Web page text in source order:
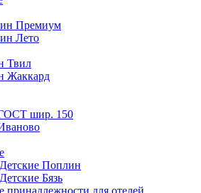
Премиум
Лето
Твил
Жаккард
шир. 150
Поплин
Бязь
принадлежности для отелей